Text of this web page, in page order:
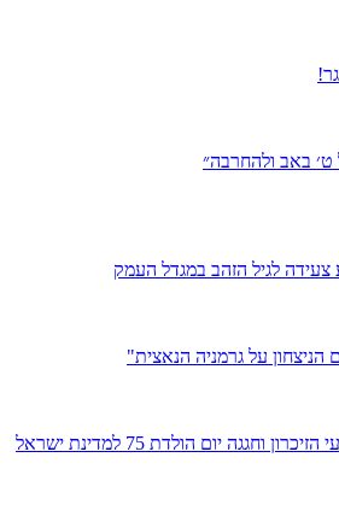
ט׳ באב ולהחרבה״
צעידה לגיל הזהב במגדל העמק
על גרמניה הנאצית"
וחגגה יום הולדת 75 למדינת ישראל